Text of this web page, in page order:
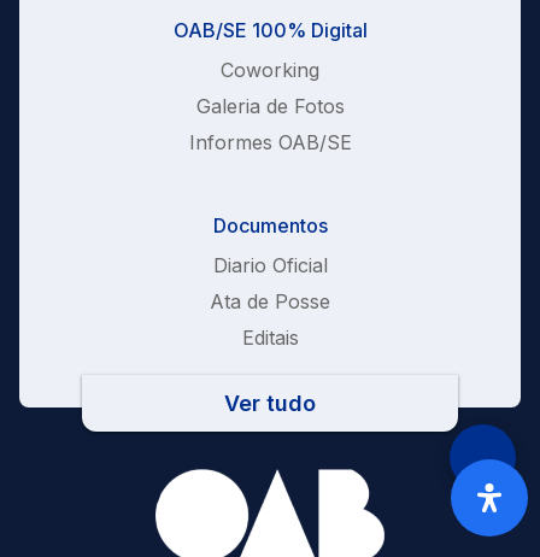
OAB/SE 100% Digital
Coworking
Galeria de Fotos
Informes OAB/SE
Documentos
Diario Oficial
Ata de Posse
Editais
Ver tudo